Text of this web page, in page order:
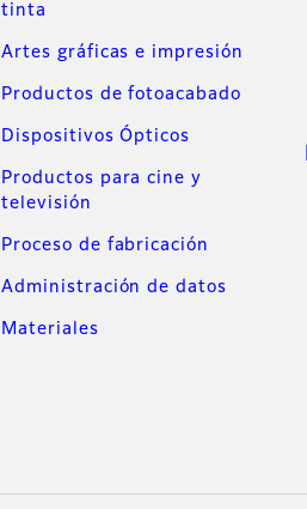
tinta
Artes gráficas e impresión
Productos de fotoacabado
Dispositivos Ópticos
Productos para cine y
televisión
Proceso de fabricación
Administración de datos
Materiales